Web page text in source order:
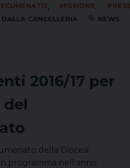
, MISSIONE,
DALLA CANCELLERIA
NEWS
2016/17 per
della Diocesi
programma nell'anno